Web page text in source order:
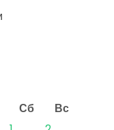
Сб
Вс